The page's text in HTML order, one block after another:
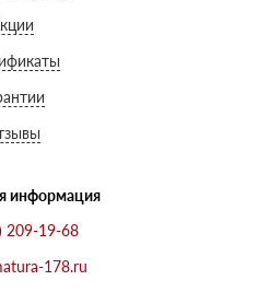
информация
209-19-68
178.ru